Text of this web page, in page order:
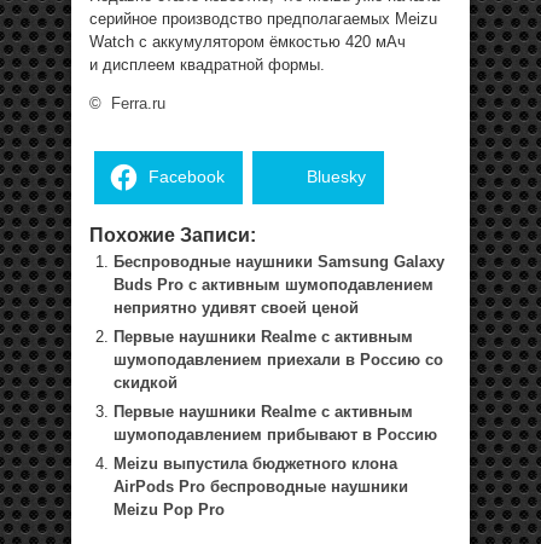
серийное производство предполагаемых Meizu
Watch с аккумулятором ёмкостью 420 мАч
и дисплеем квадратной формы.
© Ferra.ru
Facebook Bluesky
Похожие Записи:
Беспроводные наушники Samsung Galaxy
Buds Pro с активным шумоподавлением
неприятно удивят своей ценой
Первые наушники Realme с активным
шумоподавлением приехали в Россию со
скидкой
Первые наушники Realme с активным
шумоподавлением прибывают в Россию
Meizu выпустила бюджетного клона
AirPods Pro беспроводные наушники
Meizu Pop Pro